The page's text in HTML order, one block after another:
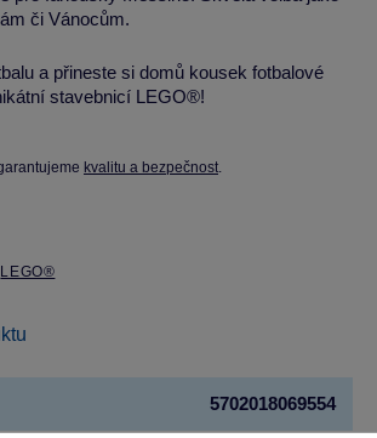
či Vánocům.
a přineste si domů kousek fotbalové
stavebnicí LEGO®!
kvalitu a bezpečnost.
LEGO®
5702018069554